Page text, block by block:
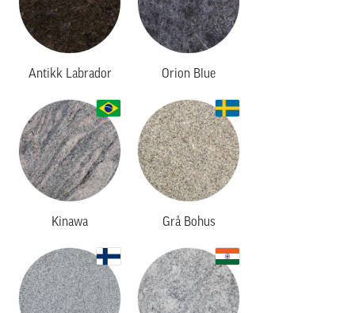
Antikk Labrador Orion Blue
Kinawa Grå Bohus